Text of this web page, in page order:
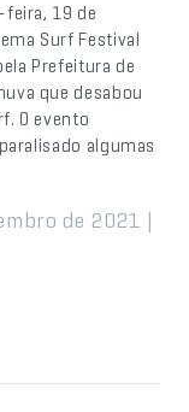
feira, 19 de
Surf Festival
Prefeitura de
que desabou
O evento
algumas
de 2021 |